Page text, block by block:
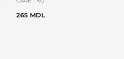
265 MDL